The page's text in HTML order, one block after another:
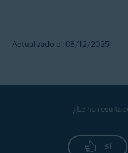
Actualizado el: 08/12/2025
¿Le ha
SÍ